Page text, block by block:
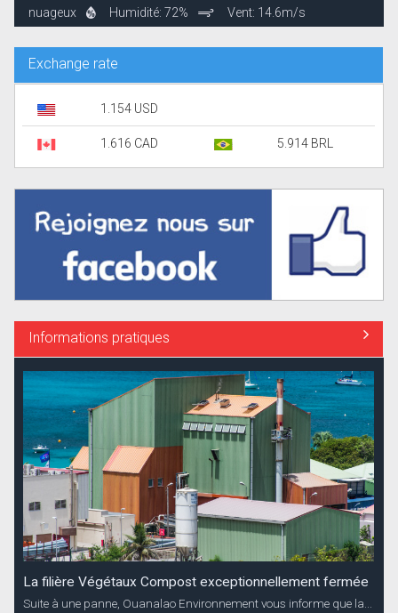
nuageux Humidité: 72% Vent: 14.6m/s
Exchange rate
1.154 USD
1.616 CAD 5.914 BRL
Informations pratiques
La filière Végétaux Compost exceptionnellement fermée
Suite à une panne, Ouanalao Environnement vous informe que la...